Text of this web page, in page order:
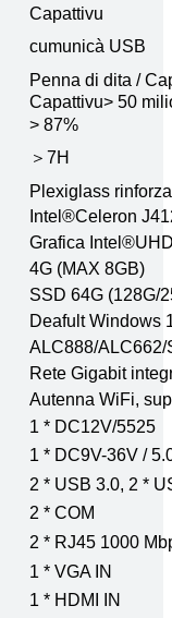
Capattivu
cumunicà USB
Penna di dita /
Capattivu> 50
> 87%
＞7H
Plexiglass
Intel®Celeron
Grafica
4G (MAX 8GB)
SSD 64G (128G/
Deafult Windows
ALC888/ALC662/
Rete Gigabit
Autenna WiFi,
1 * DC12V/5525
1 * DC9V-36V /
2 * USB 3.0, 2 *
2 * COM
2 * RJ45 1000
1 * VGA IN
1 * HDMI IN